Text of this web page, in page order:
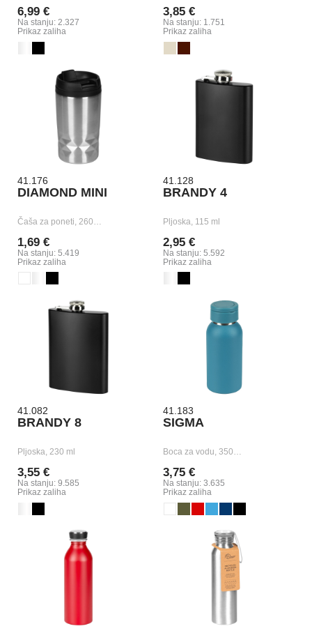
6,99 €
Na stanju: 2.327
Prikaz zaliha
3,85 €
Na stanju: 1.751
Prikaz zaliha
41.176
DIAMOND MINI
Čaša za poneti, 260…
1,69 €
Na stanju: 5.419
Prikaz zaliha
41.128
BRANDY 4
Pljoska, 115 ml
2,95 €
Na stanju: 5.592
Prikaz zaliha
41.082
BRANDY 8
Pljoska, 230 ml
3,55 €
Na stanju: 9.585
Prikaz zaliha
41.183
SIGMA
Boca za vodu, 350…
3,75 €
Na stanju: 3.635
Prikaz zaliha